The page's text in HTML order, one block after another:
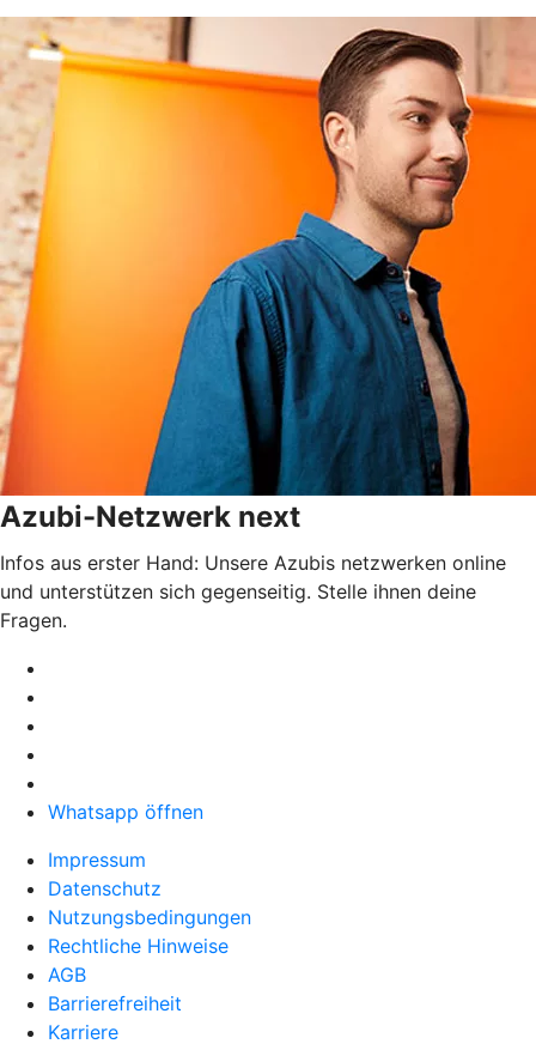
Azubi-Netzwerk next
Infos aus erster Hand: Unsere Azubis netzwerken online
und unterstützen sich gegenseitig. Stelle ihnen deine
Fragen.
Whatsapp öffnen
Impressum
Datenschutz
Nutzungsbedingungen
Rechtliche Hinweise
AGB
Barrierefreiheit
Karriere